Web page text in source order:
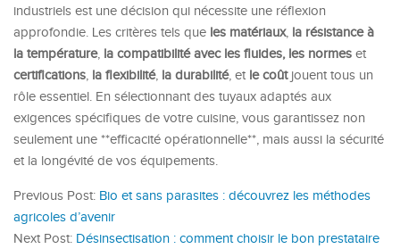
industriels est une décision qui nécessite une réflexion
approfondie. Les critères tels que les matériaux, la résistance à
la température, la compatibilité avec les fluides, les normes et
certifications, la flexibilité, la durabilité, et le coûtjouent tous un
rôle essentiel. En sélectionnant des tuyaux adaptés aux
exigences spécifiques de votre cuisine, vous garantissez non
seulement une **efficacité opérationnelle**, mais aussi la sécurité
et la longévité de vos équipements.
Previous Post: Bio et sans parasites : découvrez les méthodes
agricoles d’avenir
Next Post: Désinsectisation : comment choisir le bon prestataire